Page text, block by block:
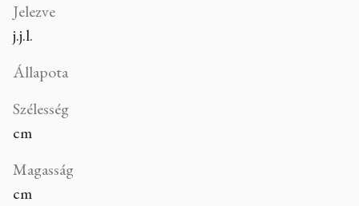
Jelezve
j.j.l.
Állapota
Szélesség
cm
Magasság
cm